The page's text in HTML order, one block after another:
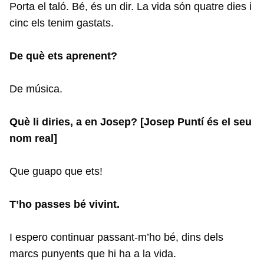
Porta el taló. Bé, és un dir. La vida són quatre dies i
cinc els tenim gastats.
De què ets aprenent?
De música.
Què li diries, a en Josep? [Josep Puntí és el seu
nom real]
Que guapo que ets!
T’ho passes bé vivint.
I espero continuar passant-m’ho bé, dins dels
marcs punyents que hi ha a la vida.